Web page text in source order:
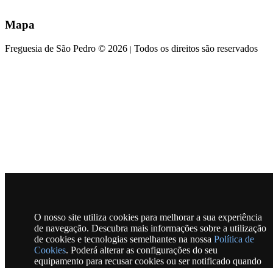
O nosso site utiliza cookies para melhorar a sua experiência
de navegação. Descubra mais informações sobre a utilização
de cookies e tecnologias semelhantes na nossa Política de
Cookies. Poderá alterar as configurações do seu
equipamento para recusar cookies ou ser notificado quando
Mapa
Freguesia de São Pedro © 2026 | Todos os direitos são reservados